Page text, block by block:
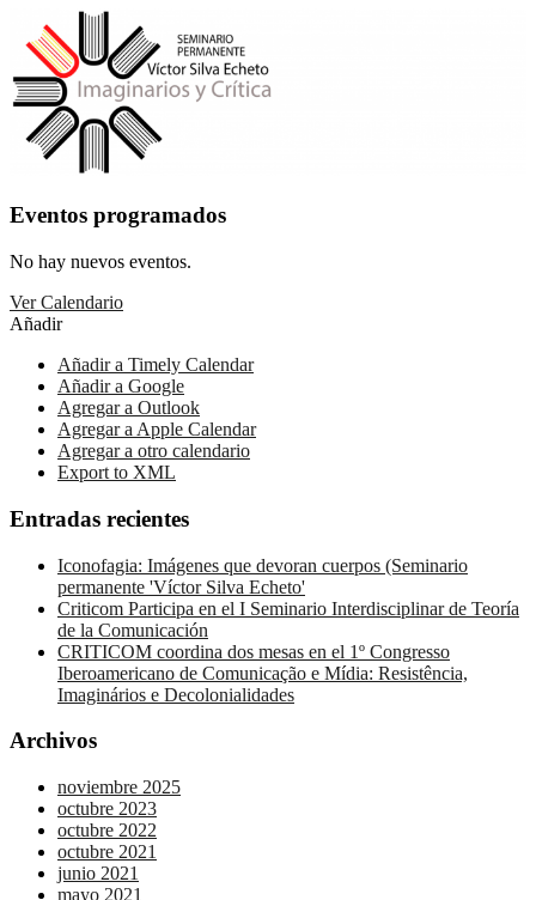
Eventos programados
No hay nuevos eventos.
Ver Calendario
Añadir
Añadir a Timely Calendar
Añadir a Google
Agregar a Outlook
Agregar a Apple Calendar
Agregar a otro calendario
Export to XML
Entradas recientes
Iconofagia: Imágenes que devoran cuerpos (Seminario
permanente 'Víctor Silva Echeto'
Criticom Participa en el I Seminario Interdisciplinar de Teoría
de la Comunicación
CRITICOM coordina dos mesas en el 1º Congresso
Iberoamericano de Comunicação e Mídia: Resistência,
Imaginários e Decolonialidades
Archivos
noviembre 2025
octubre 2023
octubre 2022
octubre 2021
junio 2021
mayo 2021